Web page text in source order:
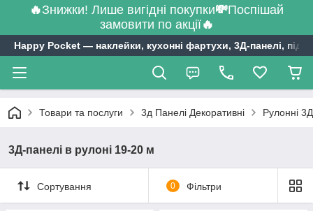
🔥Знижки! Лише вигідні покупки💸Поспішай
замовити по акції🔥
Happy Pocket ― наклейки, кухонні фартухи, 3Д-панелі,
Товари та послуги 3д Панелі Декоративні Рулонні
3Д-панелі в рулоні 19-20 м
Сортування 0 Фільтри